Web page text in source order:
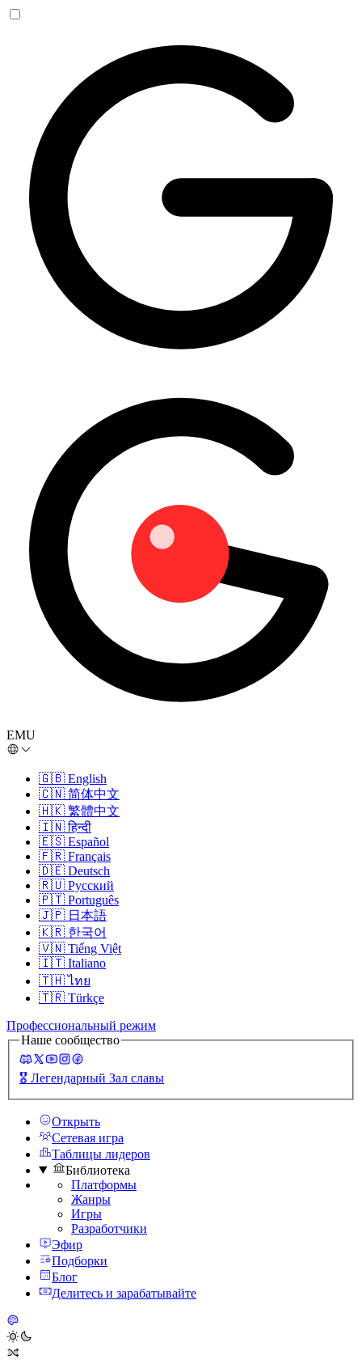
EMU
🇬🇧 English
🇨🇳 简体中文
🇭🇰 繁體中文
🇮🇳 हिन्दी
🇪🇸 Español
🇫🇷 Français
🇩🇪 Deutsch
🇷🇺 Русский
🇵🇹 Português
🇯🇵 日本語
🇰🇷 한국어
🇻🇳 Tiếng Việt
🇮🇹 Italiano
🇹🇭 ไทย
🇹🇷 Türkçe
Профессиональный режим
Наше сообщество
🎖️ Легендарный Зал славы
Открыть
Сетевая игра
Таблицы лидеров
Библиотека
Платформы
Жанры
Игры
Разработчики
Эфир
Подборки
Блог
Делитесь и зарабатывайте